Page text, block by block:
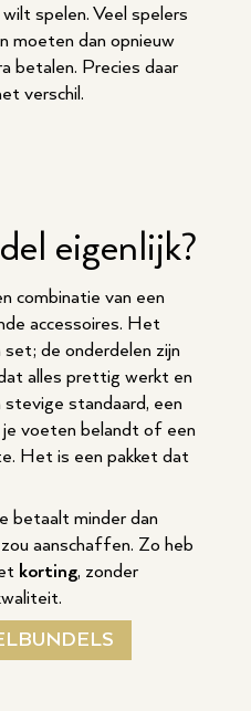
spelen. Veel spelers
moeten dan opnieuw
betalen. Precies daar
verschil.
eigenlijk?
combinatie van een
accessoires. Het
de onderdelen zijn
alles prettig werkt en
standaard, een
voeten belandt of een
Het is een pakket dat
betaalt minder dan
aanschaffen. Zo heb
korting, zonder